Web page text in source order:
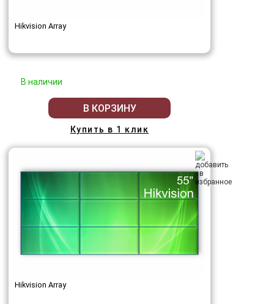
Hikvision Array
В наличии
В КОРЗИНУ
Купить в 1 клик
Hikvision Array